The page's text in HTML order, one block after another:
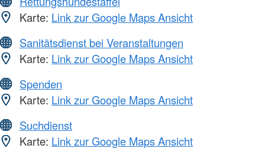
Karte: Link zur Google Maps Ansicht
Sanitätsdienst bei Veranstaltungen
Karte: Link zur Google Maps Ansicht
Spenden
Karte: Link zur Google Maps Ansicht
Suchdienst
Karte: Link zur Google Maps Ansicht